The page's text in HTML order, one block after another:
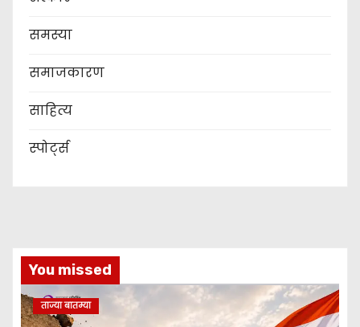
समस्या
समाजकारण
साहित्य
स्पोर्ट्स
You missed
ताज्या बातम्या